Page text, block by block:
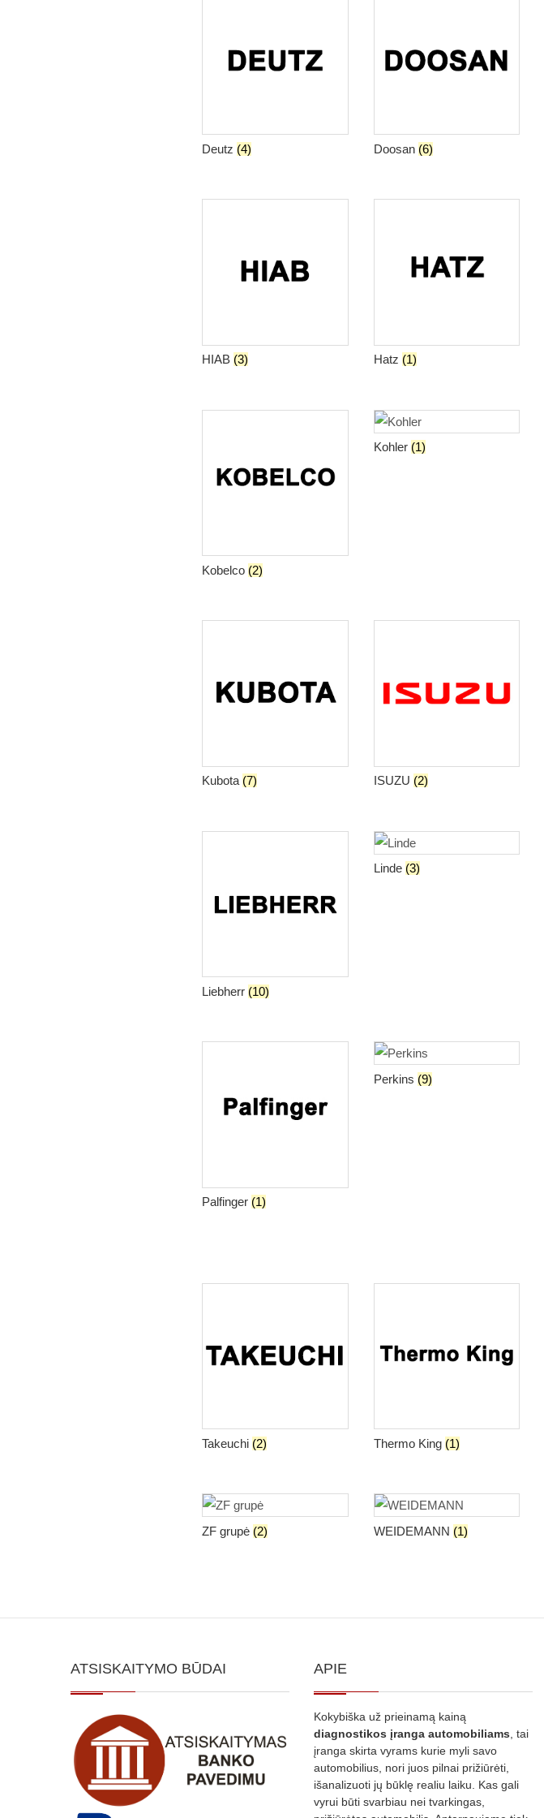
Deutz (4) Doosan (6)
HIAB (3) Hatz (1)
Kobelco (2)
Kohler (1)
Kubota (7) ISUZU (2)
Liebherr (10)
Linde (3)
Palfinger (1)
Perkins (9)
Takeuchi (2) Thermo King (1)
ZF grupė (2) WEIDEMANN (1)
ATSISKAITYMO BŪDAI APIE
Kokybiška už prieinamą kainą
diagnostikos įranga automobiliams , tai
įranga skirta vyrams kurie myli savo
automobilius, nori juos pilnai prižiūrėti,
išanalizuoti jų būklę realiu laiku. Kas gali
vyrui būti svarbiau nei tvarkingas,